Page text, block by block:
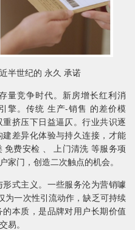
半世纪的 永久 承诺
量竞争时代。新房增长红利消
擎。传统 生产-销售 的差价模
挤压下日益逼仄。行业共识逐
差异化体验与持久连接，才能
免费安检 、 上门清洗 等服务项
家门，创造二次触点的机会。
式主义。一些服务沦为营销噱
为一次性引流动作，缺乏可持续
本质，是品牌对用户长期价值
易。